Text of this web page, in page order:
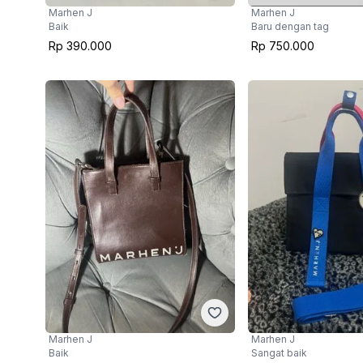
Marhen J
Baik
Rp 390.000
Marhen J
Baru dengan tag
Rp 750.000
Marhen J
Baik
Marhen J
Sangat baik